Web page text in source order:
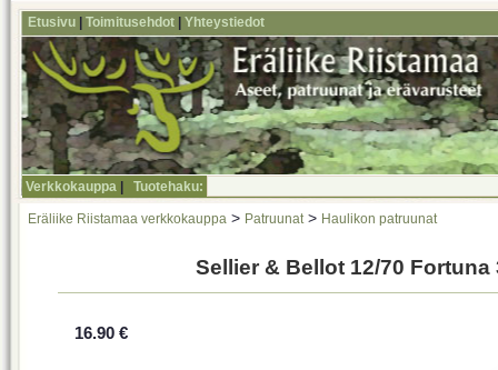
Etusivu Toimitusehdot Yhteystiedot
Verkkokauppa Tuotehaku:
Eräliike Riistamaa verkkokauppa > Patruunat > Haulikon patruunat
Sellier & Bellot 12/70 Fortuna
16.90 €